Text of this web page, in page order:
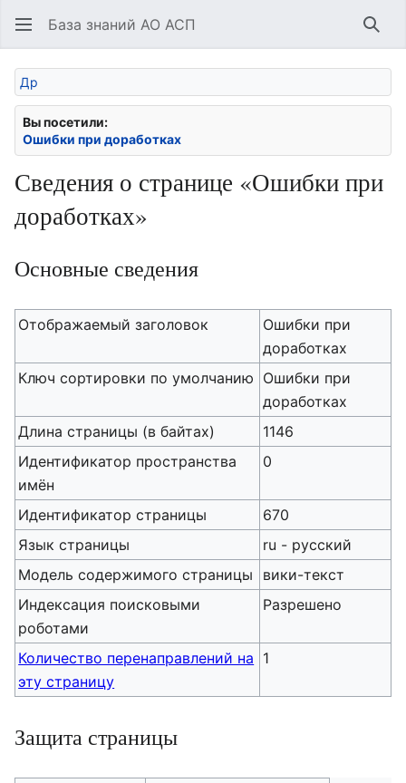
База знаний АО АСП
Др
Вы посетили:
Ошибки при доработках
Сведения о странице «Ошибки при
доработках»
Основные сведения
Отображаемый заголовок
Ошибки при
доработках
Ключ сортировки по умолчанию Ошибки при
доработках
Длина страницы (в байтах)
1146
Идентификатор пространства
имён
0
Идентификатор страницы
670
Язык страницы
ru - русский
Модель содержимого страницы
вики-текст
Индексация поисковыми
роботами
Разрешено
Количество перенаправлений на
эту страницу
1
Защита страницы